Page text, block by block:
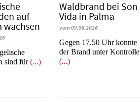
auf
wachsen
sind für(...)
Waldbrand bei Son
Vida in Palma
vom 09.08.2026
Gegen 17.50 Uhr konnte
der Brand unter Kontrolle
(...)